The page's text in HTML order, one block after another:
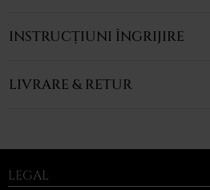
INSTRUCȚIUNI ÎNGRIJIRE
LIVRARE & RETUR
LEGAL